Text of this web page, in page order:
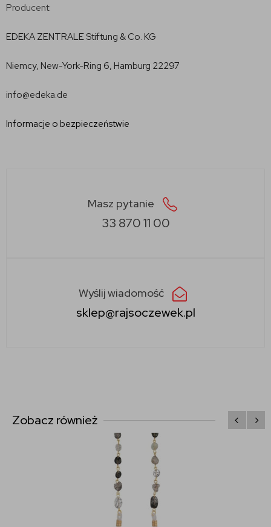
Producent:
EDEKA ZENTRALE Stiftung & Co. KG
Niemcy, New-York-Ring 6, Hamburg 22297
info@edeka.de
Informacje o bezpieczeństwie
Masz pytanie
33 870 11 00
Wyślij wiadomość
sklep@rajsoczewek.pl
Zobacz również